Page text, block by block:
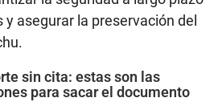
asegurar la preservación del
sin cita: estas son las
para sacar el documento